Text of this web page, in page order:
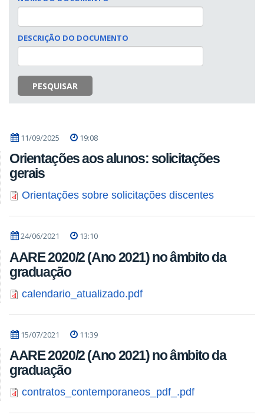
DESCRIÇÃO DO DOCUMENTO
PESQUISAR
11/09/2025 19:08
Orientações aos alunos: solicitações
gerais
Orientações sobre solicitações discentes
24/06/2021 13:10
AARE 2020/2 (Ano 2021) no âmbito da
graduação
calendario_atualizado.pdf
15/07/2021 11:39
AARE 2020/2 (Ano 2021) no âmbito da
graduação
contratos_contemporaneos_pdf_.pdf